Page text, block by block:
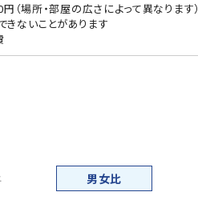
場所・部屋の広さによって異なります）
ないことがあります
男女比